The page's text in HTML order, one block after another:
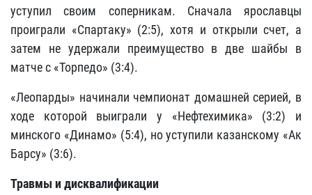
уступил своим соперникам. Сначала ярославцы
проиграли «Спартаку» (2:5), хотя и открыли счет, а
затем не удержали преимущество в две шайбы в
матче с «Торпедо» (3:4).
«Леопарды» начинали чемпионат домашней серией, в
ходе которой выиграли у «Нефтехимика» (3:2) и
минского «Динамо» (5:4), но уступили казанскому «Ак
Барсу» (3:6).
Травмы и дисквалификации